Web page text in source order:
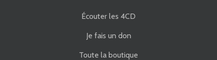
Écouter les 4CD
Je fais un don
Toute la boutique